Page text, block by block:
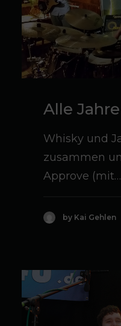
Alle
Whisky und
zusammen
Approve (mit…
by Kai Gehlen